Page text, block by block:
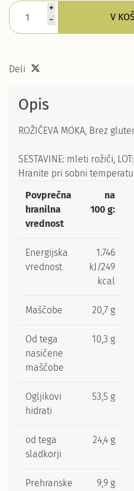
+
-
V
Deli
Opis
ROŽIČEVA MOKA, Brez
SESTAVINE: mleti rožiči,
Hranite pri sobni
Povprečna
hranilna
vrednost
na
100 g:
Energijska
vrednost
1.746
kJ/249
kcal
Maščobe 20,7 g
Od tega
nasičene
maščobe
10,3 g
Ogljikovi
hidrati
53,5 g
od tega
sladkorji
24,4 g
Prehranske
9,9 g